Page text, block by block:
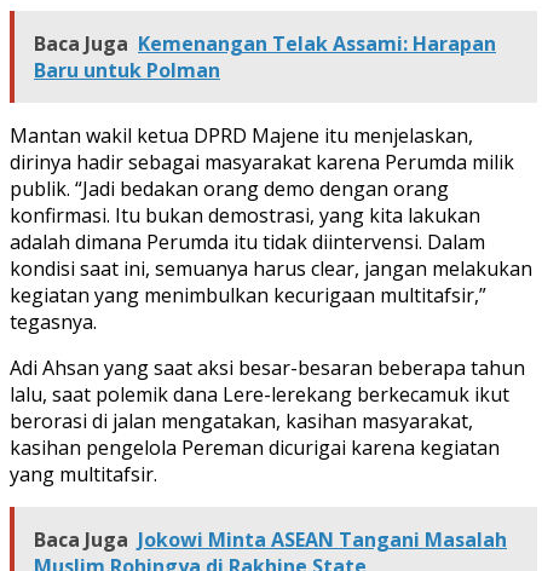
Baca Juga Kemenangan Telak Assami: Harapan
Baru untuk Polman
Mantan wakil ketua DPRD Majene itu menjelaskan,
dirinya hadir sebagai masyarakat karena Perumda milik
publik. “Jadi bedakan orang demo dengan orang
konfirmasi. Itu bukan demostrasi, yang kita lakukan
adalah dimana Perumda itu tidak diintervensi. Dalam
kondisi saat ini, semuanya harus clear, jangan melakukan
kegiatan yang menimbulkan kecurigaan multitafsir,”
tegasnya.
Adi Ahsan yang saat aksi besar-besaran beberapa tahun
lalu, saat polemik dana Lere-lerekang berkecamuk ikut
berorasi di jalan mengatakan, kasihan masyarakat,
kasihan pengelola Pereman dicurigai karena kegiatan
yang multitafsir.
Baca Juga Jokowi Minta ASEAN Tangani Masalah